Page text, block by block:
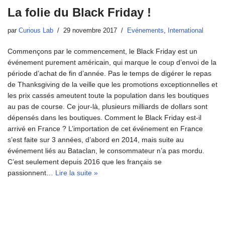
La folie du Black Friday !
par Curious Lab 29 novembre 2017 Evénements, International
Commençons par le commencement, le Black Friday est un
événement purement américain, qui marque le coup d’envoi de la
période d’achat de fin d’année. Pas le temps de digérer le repas
de Thanksgiving de la veille que les promotions exceptionnelles et
les prix cassés ameutent toute la population dans les boutiques
au pas de course. Ce jour-là, plusieurs milliards de dollars sont
dépensés dans les boutiques. Comment le Black Friday est-il
arrivé en France ? L’importation de cet événement en France
s’est faite sur 3 années, d’abord en 2014, mais suite au
événement liés au Bataclan, le consommateur n’a pas mordu.
C’est seulement depuis 2016 que les français se
passionnent… Lire la suite »